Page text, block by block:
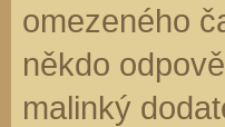
omezeného
někdo
malinký